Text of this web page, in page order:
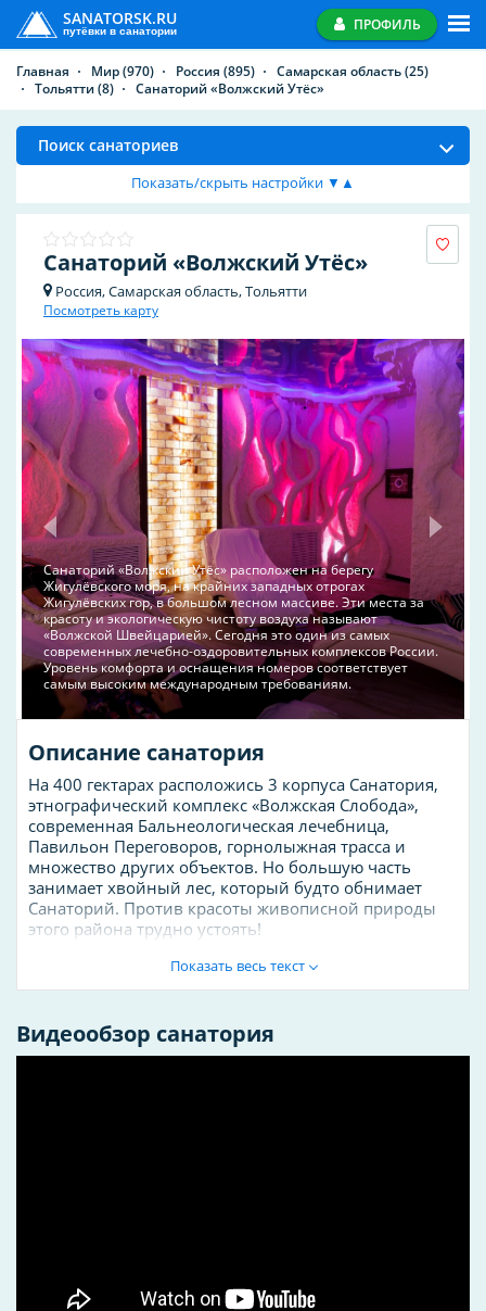
SANATORSK.RU
путёвки в санатории ПРОФИЛЬ
Главная Мир(970) Россия (895) Самарская область(25)
Тольятти(8) Санаторий «Волжский Утёс»
Поиск санаториев
Показать/скрыть настройки ▼▲
Санаторий «Волжский Утёс»
Россия, Самарская область, Тольятти
Посмотреть карту
Санаторий «Волжский Утёс» расположен на берегу
Жигулёвского моря, на крайних западных отрогах
Жигулёвских гор, в большом лесном массиве. Эти места за
красоту и экологическую чистоту воздуха называют
«Волжской Швейцарией». Сегодня это один из самых
современных лечебно-оздоровительных комплексов России.
Уровень комфорта и оснащения номеров соответствует
самым высоким международным требованиям.
Описание санатория
На 400 гектарах расположись 3 корпуса Санатория,
этнографический комплекс «Волжская Слобода»,
современная Бальнеологическая лечебница,
Павильон Переговоров, горнолыжная трасса и
множество других объектов. Но большую часть
занимает хвойный лес, который будто обнимает
Санаторий. Против красоты живописной природы
этого района трудно устоять!
Выбрав Санаторий «Волжский утес»® местом своего
решение! Система менеджмента санатория
"Волжский утес" соответствует требованиям
Показать весь текст
Видеообзор санатория